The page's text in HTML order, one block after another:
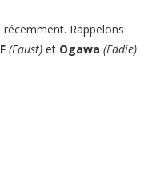
Rappelons
(Faust) et Ogawa (Eddie).